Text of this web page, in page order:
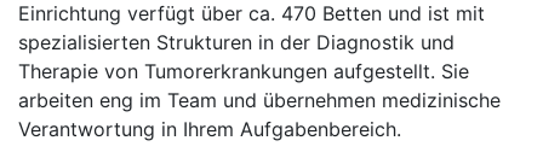
Einrichtung verfügt über ca. 470 Betten und ist mit
spezialisierten Strukturen in der Diagnostik und
Therapie von Tumorerkrankungen aufgestellt. Sie
arbeiten eng im Team und übernehmen medizinische
Verantwortung in Ihrem Aufgabenbereich.